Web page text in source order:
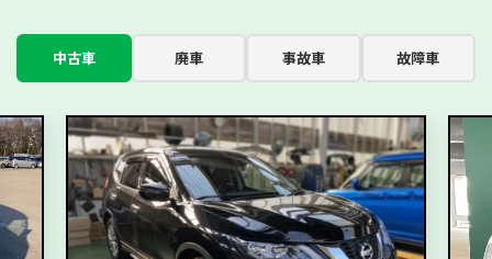
中古車 廃車 事故車 故障車